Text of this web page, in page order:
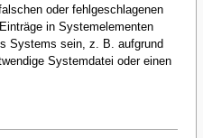
oder fehlgeschlagenen
in Systemelementen
Systems sein, z. B. aufgrund
Systemdatei oder einen